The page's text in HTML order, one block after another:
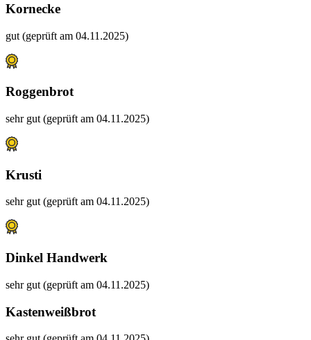
Kornecke
gut (geprüft am 04.11.2025)
Roggenbrot
sehr gut (geprüft am 04.11.2025)
Krusti
sehr gut (geprüft am 04.11.2025)
Dinkel Handwerk
sehr gut (geprüft am 04.11.2025)
Kastenweißbrot